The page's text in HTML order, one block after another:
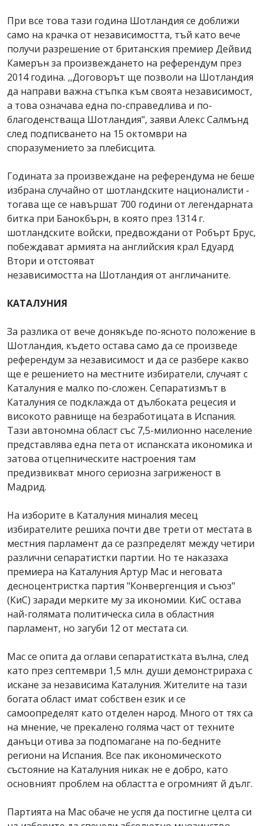
При все това тази година Шотландия се доближи
само на крачка от независимостта, тъй като вече
получи разрешение от британския премиер Дейвид
Камерън за произвеждането на референдум през
2014 година. ,,Договорът ще позволи на Шотландия
да направи важна стъпка към своята независимост,
а това означава една по-справедлива и по-
благоденстваща Шотландия", заяви Алекс Салмънд
след подписването на 15 октомври на
споразумението за плебисцита.
Годината за произвеждане на референдума не беше
избрана случайно от шотландските националисти -
тогава ще се навършат 700 години от легендарната
битка при Банокбърн, в която през 1314 г.
шотландските войски, предвождани от Робърт Брус,
побеждават армията на английския крал Едуард
Втори и отстояват
независимостта на Шотландия от англичаните.
КАТАЛУНИЯ
За разлика от вече донякъде по-ясното положение в
Шотландия, където остава само да се произведе
референдум за независимост и да се разбере какво
ще е решението на местните избиратели, случаят с
Каталуния е малко по-сложен. Сепаратизмът в
Каталуния се подклажда от дълбоката рецесия и
високото равнище на безработицата в Испания.
Тази автономна област със 7,5-милионно население
представлява една пета от испанската икономика и
затова отцепническите настроения там
предизвикват много сериозна загриженост в
Мадрид.
На изборите в Каталуния миналия месец
избирателите решиха почти две трети от местата в
местния парламент да се разпределят между четири
различни сепаратистки партии. Но те наказаха
премиера на Каталуния Артур Мас и неговата
десноцентристка партия "Конвергенция и съюз"
(КиС) заради мерките му за икономии. КиС остава
най-голямата политическа сила в областния
парламент, но загуби 12 от местата си.
Мас се опита да оглави сепаратистката вълна, след
като през септември 1,5 млн. души демонстрираха с
искане за независима Каталуния. Жителите на тази
богата област имат собствен език и се
самоопределят като отделен народ. Много от тях са
на мнение, че прекалено голяма част от техните
данъци отива за подпомагане на по-бедните
региони на Испания. Все пак икономическото
състояние на Каталуния никак не е добро, като
основният проблем на областта е огромният й дълг.
Партията на Мас обаче не успя да постигне целта си